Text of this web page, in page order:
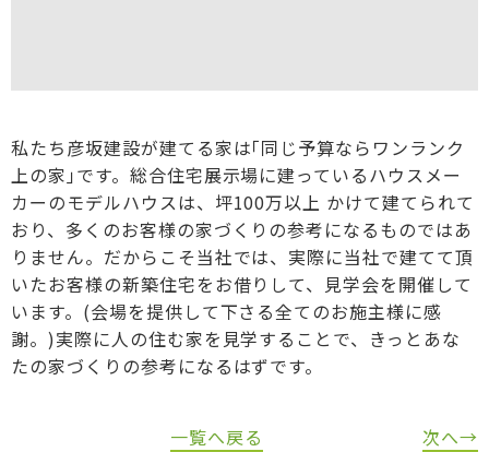
私たち彦坂建設が建てる家は｢同じ予算ならワンランク
上の家｣です。総合住宅展示場に建っているハウスメー
カーのモデルハウスは、坪100万以上 かけて建てられて
おり、多くのお客様の家づくりの参考になるものではあ
りません。だからこそ当社では、実際に当社で建てて頂
いたお客様の新築住宅をお借りして、見学会を開催して
います。(会場を提供して下さる全てのお施主様に感
謝。)実際に人の住む家を見学することで、きっとあな
たの家づくりの参考になるはずです。
一覧へ戻る 次へ→